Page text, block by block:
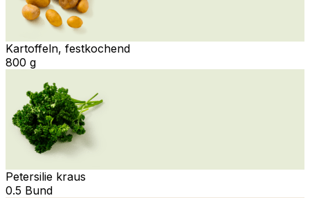
Kartoffeln, festkochend
800 g
Petersilie kraus
0.5 Bund